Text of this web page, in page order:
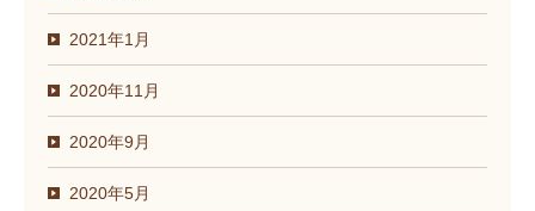
2021年1月
2020年11月
2020年9月
2020年5月